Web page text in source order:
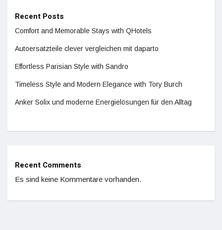
Recent Posts
Comfort and Memorable Stays with QHotels
Autoersatzteile clever vergleichen mit daparto
Effortless Parisian Style with Sandro
Timeless Style and Modern Elegance with Tory Burch
Anker Solix und moderne Energielösungen für den Alltag
Recent Comments
Es sind keine Kommentare vorhanden.